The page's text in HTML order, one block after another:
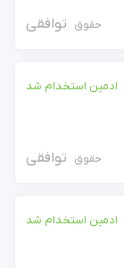
حقوق توافقی
ادمین استخدام شد
حقوق توافقی
ادمین استخدام شد
×
+98